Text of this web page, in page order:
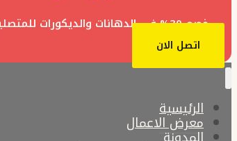
خصم 30% في الدهانات والديكورات للمتصلين اليوم
اتصل الان
الرئيسية
معرض الاعمال